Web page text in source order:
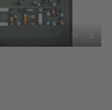
 